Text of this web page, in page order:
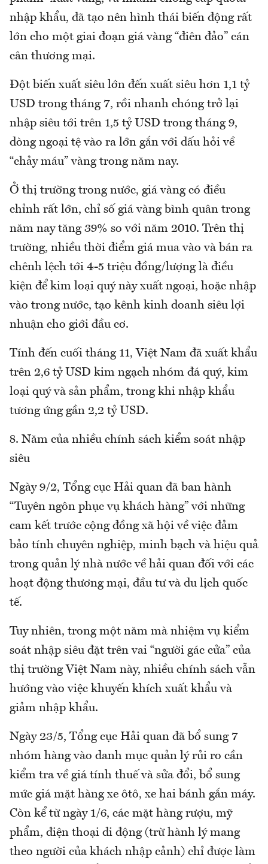
nhập khẩu, đã tạo nên hình thái biến động rất
lớn cho một giai đoạn giá vàng “điên đảo” cán
cân thương mại.
Đột biến xuất siêu lớn đến xuất siêu hơn 1,1 tỷ
USD trong tháng 7, rồi nhanh chóng trở lại
nhập siêu tới trên 1,5 tỷ USD trong tháng 9,
dòng ngoại tệ vào ra lớn gắn với dấu hỏi về
“chảy máu” vàng trong năm nay.
Ở thị trường trong nước, giá vàng có điều
chỉnh rất lớn, chỉ số giá vàng bình quân trong
năm nay tăng 39% so với năm 2010. Trên thị
trường, nhiều thời điểm giá mua vào và bán ra
chênh lệch tới 4-5 triệu đồng/lượng là điều
kiện để kim loại quý này xuất ngoại, hoặc nhập
vào trong nước, tạo kênh kinh doanh siêu lợi
nhuận cho giới đầu cơ.
Tính đến cuối tháng 11, Việt Nam đã xuất khẩu
trên 2,6 tỷ USD kim ngạch nhóm đá quý, kim
loại quý và sản phẩm, trong khi nhập khẩu
tương ứng gần 2,2 tỷ USD.
8. Năm của nhiều chính sách kiểm soát nhập
siêu
Ngày 9/2, Tổng cục Hải quan đã ban hành
“Tuyên ngôn phục vụ khách hàng” với những
cam kết trước cộng đồng xã hội về việc đảm
bảo tính chuyên nghiệp, minh bạch và hiệu quả
trong quản lý nhà nước về hải quan đối với các
hoạt động thương mại, đầu tư và du lịch quốc
tế.
Tuy nhiên, trong một năm mà nhiệm vụ kiểm
soát nhập siêu đặt trên vai “người gác cửa” của
thị trường Việt Nam này, nhiều chính sách vẫn
hướng vào việc khuyến khích xuất khẩu và
giảm nhập khẩu.
Ngày 23/5, Tổng cục Hải quan đã bổ sung 7
nhóm hàng vào danh mục quản lý rủi ro cần
kiểm tra về giá tính thuế và sửa đổi, bổ sung
mức giá mặt hàng xe ôtô, xe hai bánh gắn máy.
Còn kể từ ngày 1/6, các mặt hàng rượu, mỹ
phẩm, điện thoại di động (trừ hành lý mang
theo người của khách nhập cảnh) chỉ được làm